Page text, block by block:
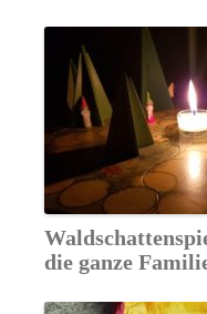
die ganze